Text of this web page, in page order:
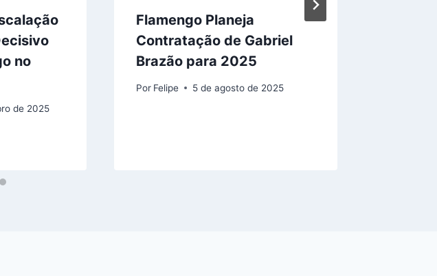
no
de 2025
Flamengo Planeja
Contratação de Gabriel
Brazão para 2025
Por Felipe 5 de agosto de 2025